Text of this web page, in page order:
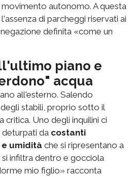
autonomo. A questa
di parcheggi riservati ai
definita «come un
piano e
acqua
all'esterno. Salendo
stabili, proprio sotto il
critica. Uno degli inquilini ci
da costanti
umidità che si ripresentano a
si infiltra dentro e gocciola
mio figlio» racconta